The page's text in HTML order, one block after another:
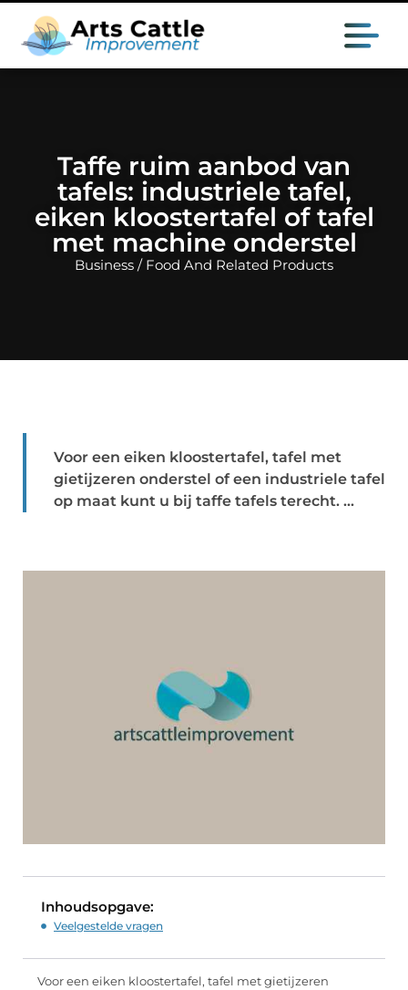
Taffe ruim aanbod van
tafels: industriele tafel,
eiken kloostertafel of tafel
met machine onderstel
Business / Food And Related Products
Voor een eiken kloostertafel, tafel met
gietijzeren onderstel of een industriele tafel
op maat kunt u bij taffe tafels terecht. ...
Inhoudsopgave:
Veelgestelde vragen
Voor een eiken kloostertafel, tafel met gietijzeren